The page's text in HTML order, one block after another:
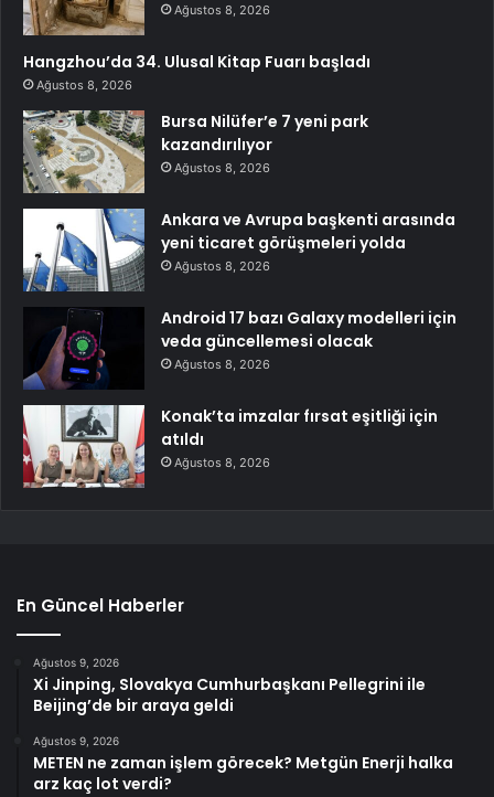
Ağustos 8, 2026
Hangzhou’da 34. Ulusal Kitap Fuarı başladı
Ağustos 8, 2026
Bursa Nilüfer’e 7 yeni park
kazandırılıyor
Ağustos 8, 2026
Ankara ve Avrupa başkenti arasında
yeni ticaret görüşmeleri yolda
Ağustos 8, 2026
Android 17 bazı Galaxy modelleri için
veda güncellemesi olacak
Ağustos 8, 2026
Konak’ta imzalar fırsat eşitliği için
atıldı
Ağustos 8, 2026
En Güncel Haberler
Ağustos 9, 2026
Xi Jinping, Slovakya Cumhurbaşkanı Pellegrini ile
Beijing’de bir araya geldi
Ağustos 9, 2026
METEN ne zaman işlem görecek? Metgün Enerji halka
arz kaç lot verdi?